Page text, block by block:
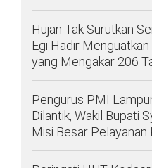
Hujan Tak Surutkan
Egi Hadir
yang Mengakar 206
Pengurus PMI
Dilantik, Wakil Bupati
Misi Besar Pelayanan